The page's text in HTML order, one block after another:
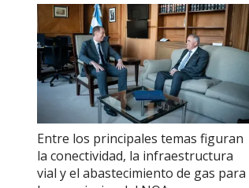
Entre los principales temas figuran
la conectividad, la infraestructura
vial y el abastecimiento de gas para